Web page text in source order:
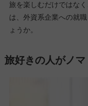
旅を楽しむだけではな
は、外資系企業への就
ょうか。
旅好きの人がノマ